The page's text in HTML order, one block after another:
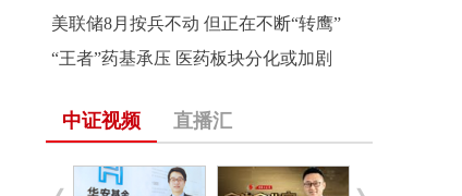
美联储8月按兵不动 但正在不断“转鹰”
“王者”药基承压 医药板块分化或加剧
中证视频 直播汇